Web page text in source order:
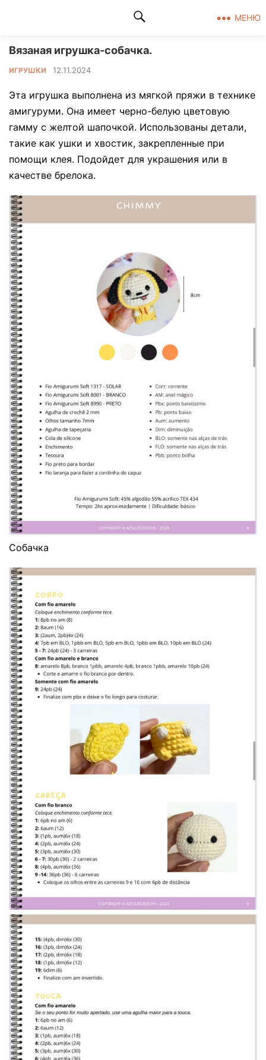
МЕНЮ
Вязаная игрушка-собачка.
ИГРУШКИ 12.11.2024
Эта игрушка выполнена из мягкой пряжи в технике
амигуруми. Она имеет черно-белую цветовую
гамму с желтой шапочкой. Использованы детали,
такие как ушки и хвостик, закрепленные при
помощи клея. Подойдет для украшения или в
качестве брелока.
Собачка